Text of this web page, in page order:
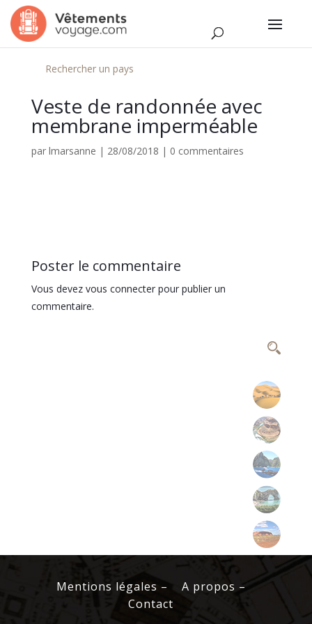
Veste de randonnée avec
membrane imperméable
par lmarsanne | 28/08/2018 | 0 commentaires
Poster le commentaire
Vous devez vous connecterpour publier un
commentaire.
Rechercher un pays
Mentions légales –
A propos –
Contact